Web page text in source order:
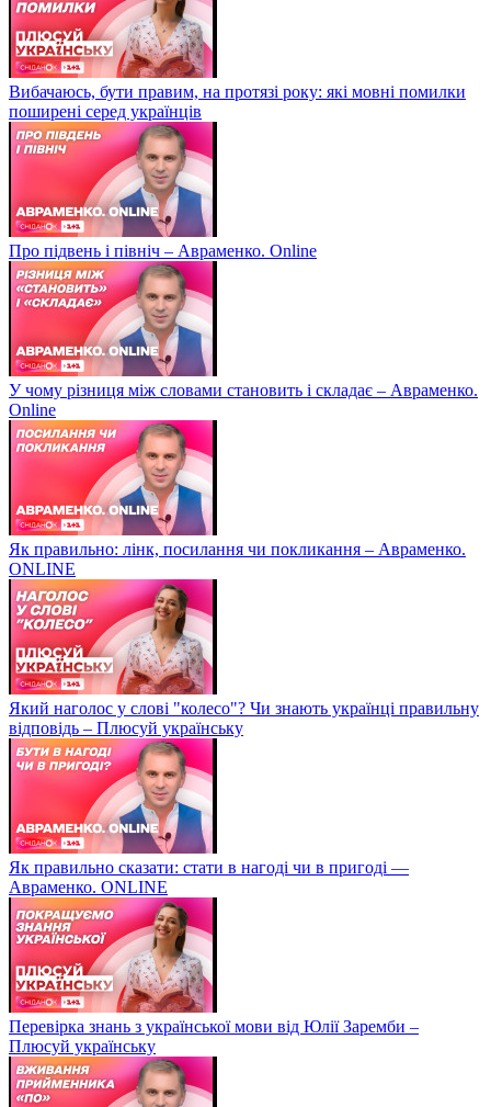
Вибачаюсь, бути правим, на протязі року: які мовні помилки
поширені серед українців
Про підвень і північ – Авраменко. Online
У чому різниця між словами становить і складає – Авраменко.
Online
Як правильно: лінк, посилання чи покликання – Авраменко.
ONLINE
Який наголос у слові "колесо"? Чи знають українці правильну
відповідь – Плюсуй українську
Як правильно сказати: стати в нагоді чи в пригоді —
Авраменко. ONLINE
Перевірка знань з української мови від Юлії Заремби –
Плюсуй українську